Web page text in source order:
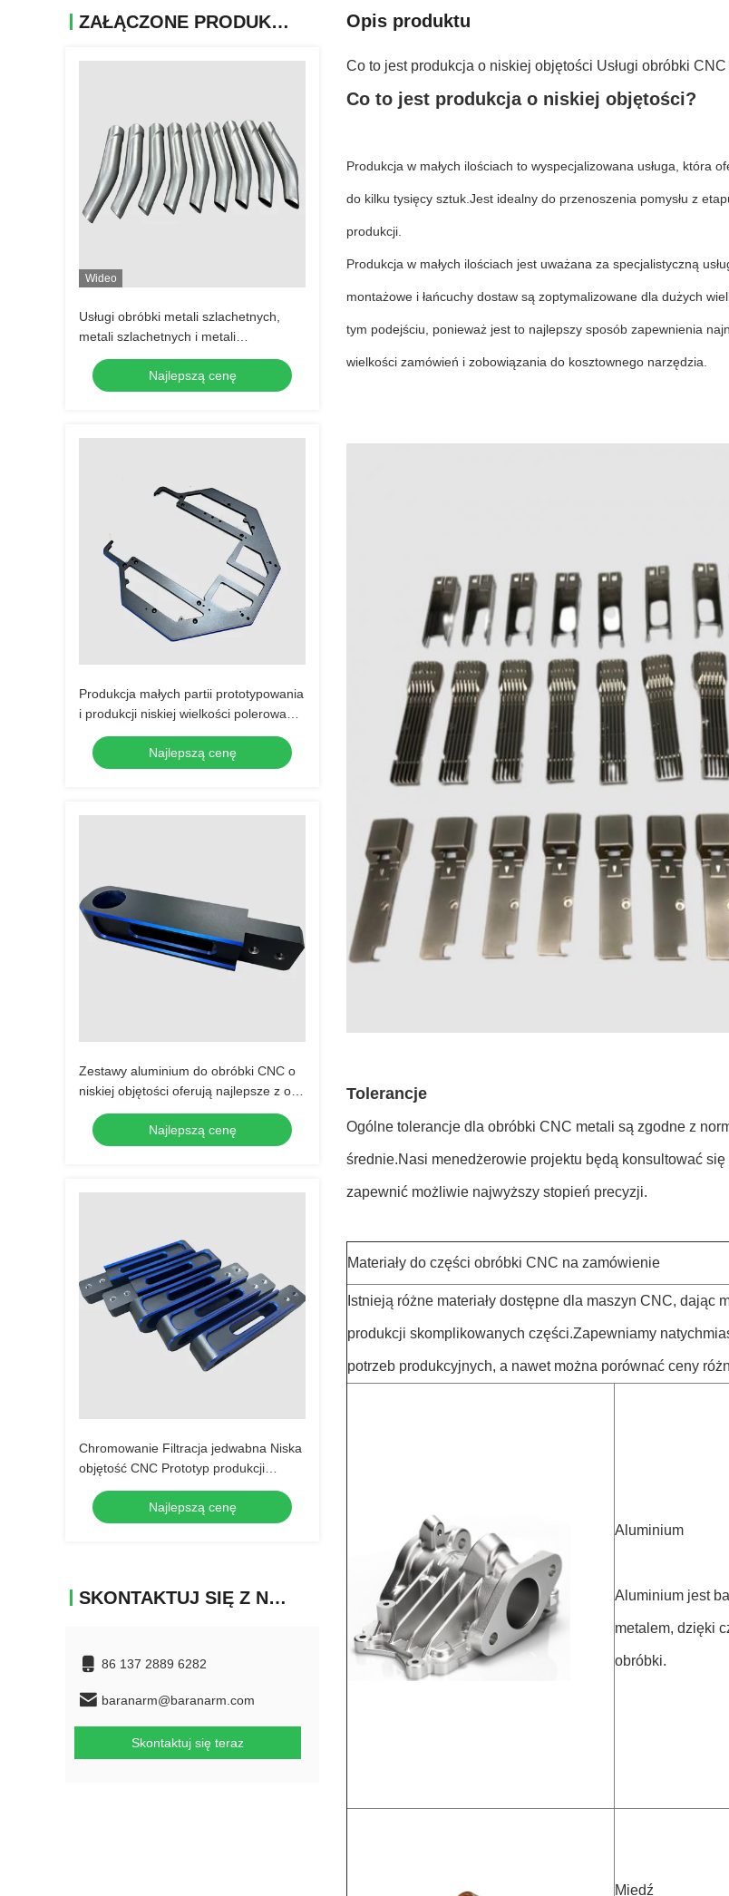
ZAŁĄCZONE PRODUKTY
Wideo
Usługi obróbki metali szlachetnych,
metali szlachetnych i metali
szlachetnych
Najlepszą cenę
Produkcja małych partii prototypowania
i produkcji niskiej wielkości polerowanie
anodowanie
Najlepszą cenę
Zestawy aluminium do obróbki CNC o
niskiej objętości oferują najlepsze z obu
światów
Najlepszą cenę
Chromowanie Filtracja jedwabna Niska
objętość CNC Prototyp produkcji
metalu arkusza CNC Obrót CNC
Najlepszą cenę
SKONTAKTUJ SIĘ Z NAMI
86 137 2889 6282
baranarm@baranarm.com
Skontaktuj się teraz
Opis produktu
Co to jest produkcja o niskiej objętości Usługi obróbki
Co to jest produkcja o niskiej objętości?
Produkcja w małych ilościach to wyspecjalizowana usługa, która
do kilku tysięcy sztuk.Jest idealny do przenoszenia pomysłu z
produkcji.
Produkcja w małych ilościach jest uważana za specjalistyczną
montażowe i łańcuchy dostaw są zoptymalizowane dla dużych
tym podejściu, ponieważ jest to najlepszy sposób zapewnienia
wielkości zamówień i zobowiązania do kosztownego narzędzia.
Tolerancje
Ogólne tolerancje dla obróbki CNC metali są zgodne z
średnie.Nasi menedżerowie projektu będą konsultować
zapewnić możliwie najwyższy stopień precyzji.
Materiały do części obróbki CNC na zamówienie
Istnieją różne materiały dostępne dla maszyn CNC,
produkcji skomplikowanych części.Zapewniamy
potrzeb produkcyjnych, a nawet można porównać ceny
Aluminium
Aluminium jest
metalem, dzięki
obróbki.
Miedź